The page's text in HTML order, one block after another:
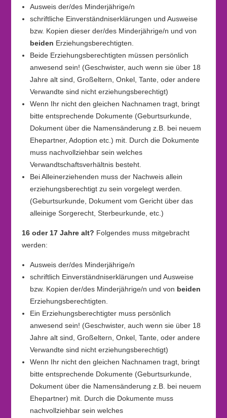
Ausweis der/des Minderjährige/n
schriftliche Einverständniserklärungen und Ausweise
bzw. Kopien dieser der/des Minderjährige/n und von
beiden Erziehungsberechtigten.
Beide Erziehungsberechtigten müssen persönlich
anwesend sein! (Geschwister, auch wenn sie über 18
Jahre alt sind, Großeltern, Onkel, Tante, oder andere
Verwandte sind nicht erziehungsberechtigt)
Wenn Ihr nicht den gleichen Nachnamen tragt, bringt
bitte entsprechende Dokumente (Geburtsurkunde,
Dokument über die Namensänderung z.B. bei neuem
Ehepartner, Adoption etc.) mit. Durch die Dokumente
muss nachvollziehbar sein welches
Verwandtschaftsverhältnis besteht.
Bei Alleinerziehenden muss der Nachweis allein
erziehungsberechtigt zu sein vorgelegt werden.
(Geburtsurkunde, Dokument vom Gericht über das
alleinige Sorgerecht, Sterbeurkunde, etc.)
16 oder 17 Jahre alt? Folgendes muss mitgebracht
werden:
Ausweis der/des Minderjährige/n
schriftlich Einverständniserklärungen und Ausweise
bzw. Kopien der/des Minderjährige/n und von beiden
Erziehungsberechtigten.
Ein Erziehungsberechtigter muss persönlich
anwesend sein! (Geschwister, auch wenn sie über 18
Jahre alt sind, Großeltern, Onkel, Tante, oder andere
Verwandte sind nicht erziehungsberechtigt)
Wenn Ihr nicht den gleichen Nachnamen tragt, bringt
bitte entsprechende Dokumente (Geburtsurkunde,
Dokument über die Namensänderung z.B. bei neuem
Ehepartner) mit. Durch die Dokumente muss
nachvollziehbar sein welches